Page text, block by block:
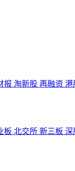
报 淘新股 再融资
板 北交所 新三板